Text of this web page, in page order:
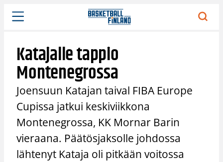
Siirry
sisältöön
Katajalle tappio
Montenegrossa
Joensuun Katajan taival FIBA Europe
Cupissa jatkui keskiviikkona
Montenegrossa, KK Mornar Barin
vieraana. Päätösjaksolle johdossa
lähtenyt Kataja oli pitkään voitossa